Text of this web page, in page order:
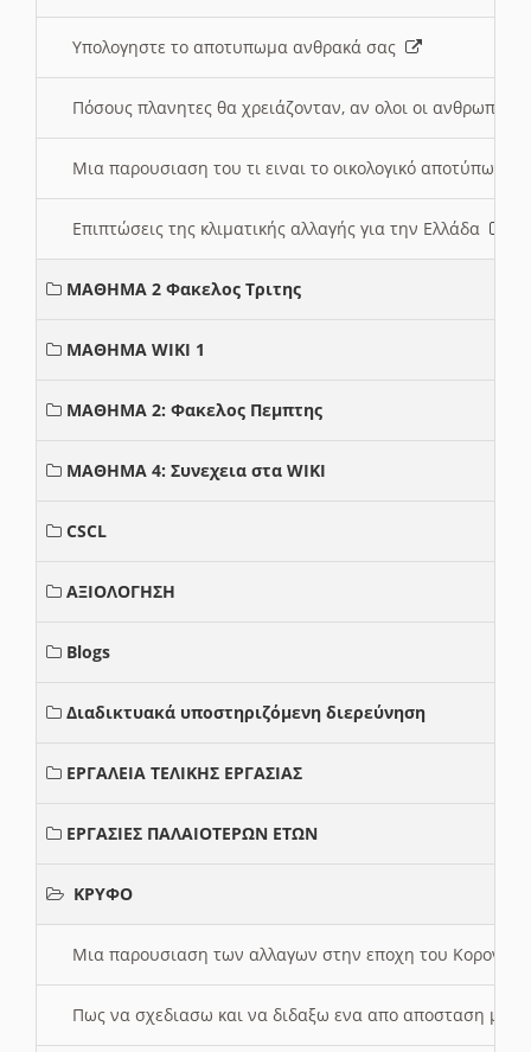
Υπολογηστε το αποτυπωμα ανθρακά σας
Πόσους πλανητες θα χρειάζονταν, αν ολοι οι ανθρωποι
Μια παρουσιαση του τι ειναι το οικολογικό αποτύπωμα
Επιπτώσεις της κλιματικής αλλαγής για την Ελλάδα
ΜΑΘΗΜΑ 2 Φακελος Τριτης
ΜΑΘΗΜΑ WIKI 1
ΜΑΘΗΜΑ 2: Φακελος Πεμπτης
ΜΑΘΗΜΑ 4: Συνεχεια στα WIKI
CSCL
ΑΞΙΟΛΟΓΗΣΗ
Blogs
Διαδικτυακά υποστηριζόμενη διερεύνηση
ΕΡΓΑΛΕΙΑ ΤΕΛΙΚΗΣ ΕΡΓΑΣΙΑΣ
ΕΡΓΑΣΙΕΣ ΠΑΛΑΙΟΤΕΡΩΝ ΕΤΩΝ
ΚΡΥΦΟ
Μια παρουσιαση των αλλαγων στην εποχη του
Πως να σχεδιασω και να διδαξω ενα απο αποσταση